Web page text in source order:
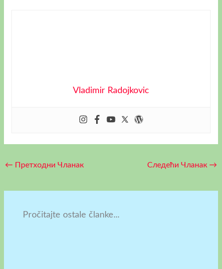
Vladimir Radojkovic
← Претходни Чланак Следећи Чланак →
Pročitajte ostale članke...